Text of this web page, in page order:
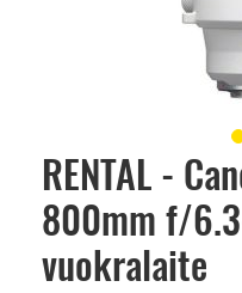
RENTAL -
800mm f/
vuokralaite
Skip
beginning
images